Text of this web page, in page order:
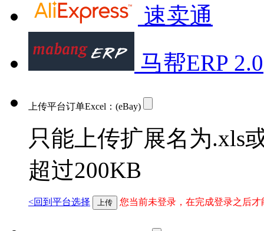
速卖通
马帮ERP 2.0
上传平台订单Excel： (eBay)
只能上传扩展名为.xls
超过200KB
<回到平台选择 上传 您当前未登录，在完成登录之后